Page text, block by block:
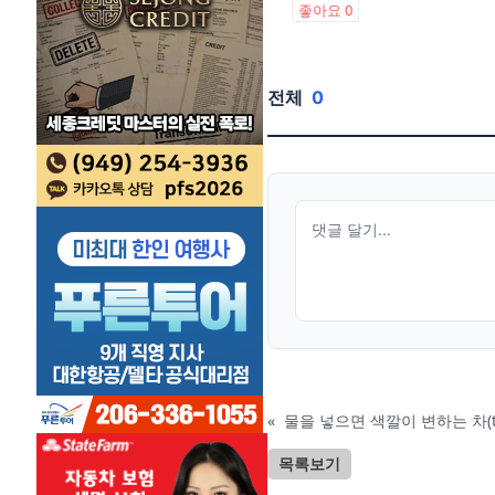
좋아요 0
전체 0
« 물을 넣으면 색깔이 변하는 차
목록보기